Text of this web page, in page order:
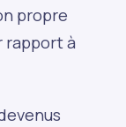
propre
rapport à